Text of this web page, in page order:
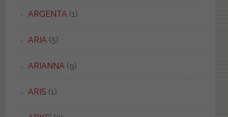
ARGENTA (1)
ARIA (5)
ARIANNA (9)
ARIS (1)